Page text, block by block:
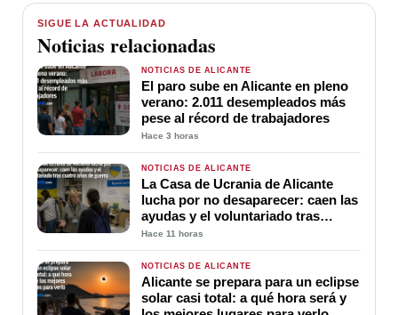
SIGUE LA ACTUALIDAD
Noticias relacionadas
NOTICIAS DE ALICANTE
El paro sube en Alicante en pleno
verano: 2.011 desempleados más
pese al récord de trabajadores
Hace 3 horas
NOTICIAS DE ALICANTE
La Casa de Ucrania de Alicante
lucha por no desaparecer: caen las
ayudas y el voluntariado tras
cuatro años de guerra
Hace 11 horas
NOTICIAS DE ALICANTE
Alicante se prepara para un eclipse
solar casi total: a qué hora será y